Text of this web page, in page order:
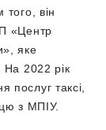
він
«Центр
яке
На 2022 рік
послуг таксі,
з МПІУ.